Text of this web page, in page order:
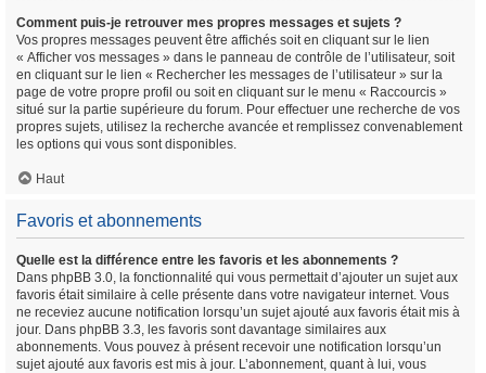
Comment puis-je retrouver mes propres messages et sujets ?
Vos propres messages peuvent être affichés soit en cliquant sur le lien
« Afficher vos messages » dans le panneau de contrôle de l’utilisateur, soit
en cliquant sur le lien « Rechercher les messages de l’utilisateur » sur la
page de votre propre profil ou soit en cliquant sur le menu « Raccourcis »
situé sur la partie supérieure du forum. Pour effectuer une recherche de vos
propres sujets, utilisez la recherche avancée et remplissez convenablement
les options qui vous sont disponibles.
Haut
Favoris et abonnements
Quelle est la différence entre les favoris et les abonnements ?
Dans phpBB 3.0, la fonctionnalité qui vous permettait d’ajouter un sujet aux
favoris était similaire à celle présente dans votre navigateur internet. Vous
ne receviez aucune notification lorsqu’un sujet ajouté aux favoris était mis à
jour. Dans phpBB 3.3, les favoris sont davantage similaires aux
abonnements. Vous pouvez à présent recevoir une notification lorsqu’un
sujet ajouté aux favoris est mis à jour. L’abonnement, quant à lui, vous